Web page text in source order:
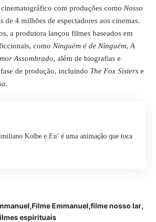
com produções como Nosso
de 4 milhões de espectadores aos cinemas.
a produtora lançou filmes baseados em
como Ninguém é de Ninguém, A
Assombrado, além de biografias e
de produção, incluindo The Fox Sisters e
.
Kolbe e Eu’ é uma animação que toca
Filme Emmanuel filme nosso lar
espirituais